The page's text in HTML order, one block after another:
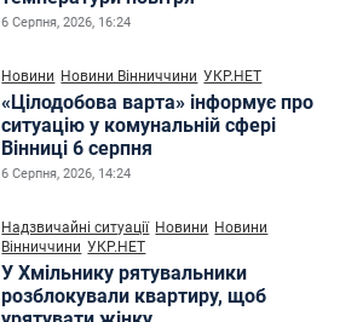
6 Серпня, 2026, 16:24
Новини Новини Вінниччини УКР.НЕТ
«Цілодобова варта» інформує про
ситуацію у комунальній сфері
Вінниці 6 серпня
6 Серпня, 2026, 14:24
Надзвичайні ситуації Новини Новини
Вінниччини УКР.НЕТ
У Хмільнику рятувальники
розблокували квартиру, щоб